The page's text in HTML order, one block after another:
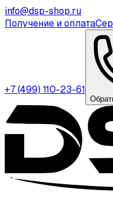
info@dsp-shop.ru
Получение и оплата
+7 (499) 110-23-61